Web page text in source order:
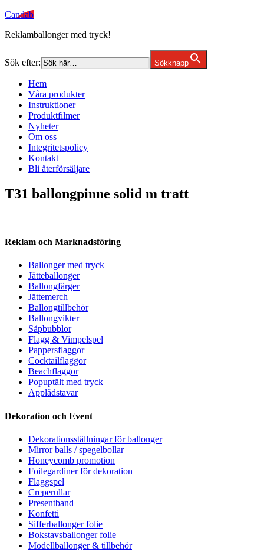
Candab
Reklamballonger med tryck!
Sök efter: Sökknapp
Hem
Våra produkter
Instruktioner
Produktfilmer
Nyheter
Om oss
Integritetspolicy
Kontakt
Bli återförsäljare
T31 ballongpinne solid m tratt
Reklam och Marknadsföring
Ballonger med tryck
Jätteballonger
Ballongfärger
Jättemerch
Ballongtillbehör
Ballongvikter
Såpbubblor
Flagg & Vimpelspel
Pappersflaggor
Cocktailflaggor
Beachflaggor
Popuptält med tryck
Applådstavar
Dekoration och Event
Dekorationsställningar för ballonger
Mirror balls / spegelbollar
Honeycomb promotion
Foilegardiner för dekoration
Flaggspel
Creperullar
Presentband
Konfetti
Sifferballonger folie
Bokstavsballonger folie
Modellballonger & tillbehör